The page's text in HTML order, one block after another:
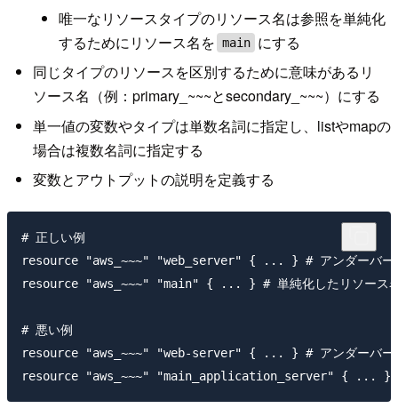
唯一なリソースタイプのリソース名は参照を単純化
するためにリソース名を main にする
同じタイプのリソースを区別するために意味があるリ
ソース名（例：primary_~~~とsecondary_~~~）にする
単一値の変数やタイプは単数名詞に指定し、listやmapの
場合は複数名詞に指定する
変数とアウトプットの説明を定義する
# 正しい例
resource "aws_~~~" "web_server" { ... } # アンダーバーが
resource "aws_~~~" "main" { ... } # 単純化したリソース
# 悪い例
resource "aws_~~~" "web-server" { ... } # アンダーバー